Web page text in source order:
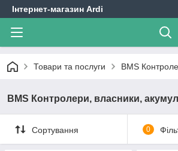
Інтернет-магазин Ardi
Товари та послуги BMS
BMS Контролери, власники,
Сортування 0